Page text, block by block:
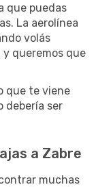
que puedas
La aerolínea
volás
queremos que
que te viene
debería ser
a Zabre
muchas